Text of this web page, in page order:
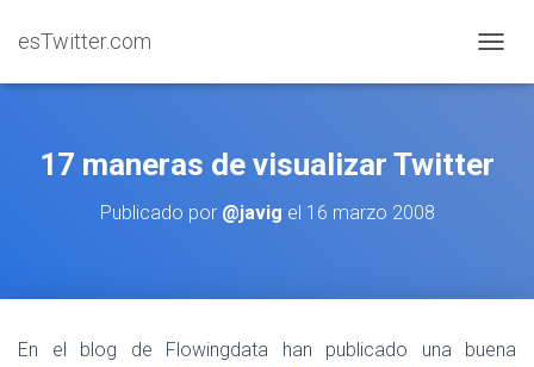
esTwitter.com
17 maneras de visualizar Twitter
Publicado por @javig el 16 marzo 2008
En el blog de Flowingdata han publicado una buena